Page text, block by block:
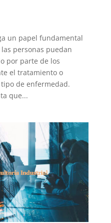
un papel fundamental
personas puedan
por parte de los
el tratamiento o
de enfermedad.
que...